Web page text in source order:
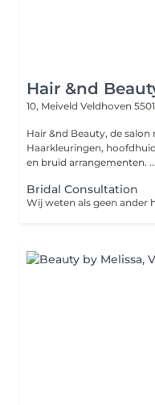
Hair &nd
10, Meiveld Veldhoven
Hair &nd Beauty, de salon
Haarkleuringen,
en bruid arrangementen. ...
Bridal Consultation